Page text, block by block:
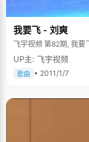
我要飞 - 刘爽
飞宇视频 第82期, 我要
UP主: 飞宇视频
歌曲 • 2011/1/7